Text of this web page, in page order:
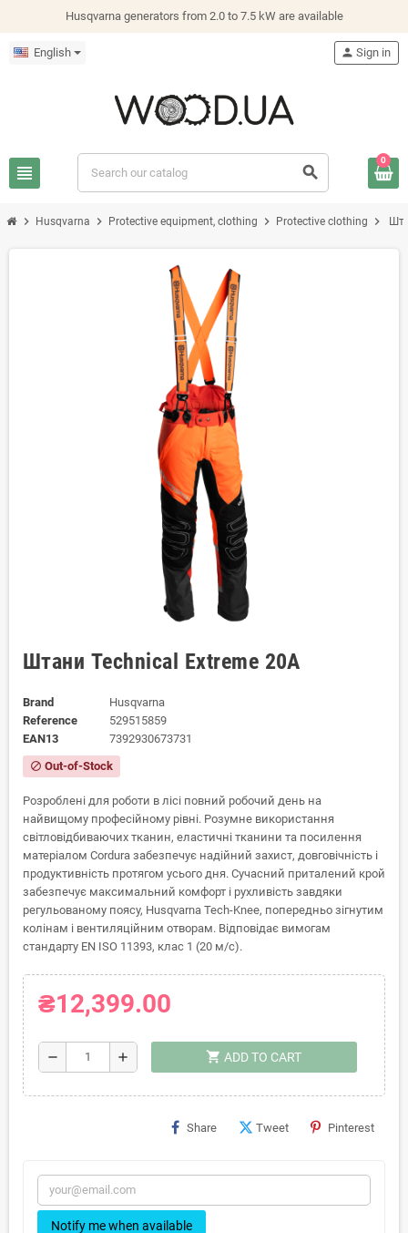
Husqvarna generators from 2.0 to 7.5 kW are available
English
view_headline search
person Sign in
0
chevron_right Husqvarna chevron_right Protective equipment, clothing chevron_right Protective clothing chevron_right
Штани Technical Extreme 20А
Brand
Husqvarna
Reference
529515859
EAN13
7392930673731
block Out-of-Stock
Розроблені для роботи в лісі повний робочий день на
найвищому професійному рівні. Розумне використання
світловідбиваючих тканин, еластичні тканини та посилення
матеріалом Cordura забезпечує надійний захист, довговічність і
продуктивність протягом усього дня. Сучасний приталений крой
забезпечує максимальний комфорт і рухливість завдяки
регульованому поясу, Husqvarna Tech-Knee, попередньо зігнутим
колінам і вентиляційним отворам. Відповідає вимогам
стандарту EN ISO 11393, клас 1 (20 м/с).
₴12,399.00
remove add shopping_cart ADD TO CART
Share Tweet Pinterest
Notify me when available